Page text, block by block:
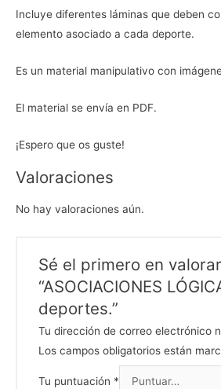
Incluye diferentes láminas que deben
elemento asociado a cada deporte.
Es un material manipulativo con
El material se envía en PDF.
¡Espero que os guste!
Valoraciones
No hay valoraciones aún.
Sé el primero en valorar
“ASOCIACIONES
deportes.”
Tu dirección de correo electrónico
Los campos obligatorios están
Tu puntuación *